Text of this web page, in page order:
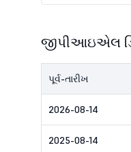
જીપીઆઇએલ
પૂર્વ-તારીખ
2026-08-14
2025-08-14